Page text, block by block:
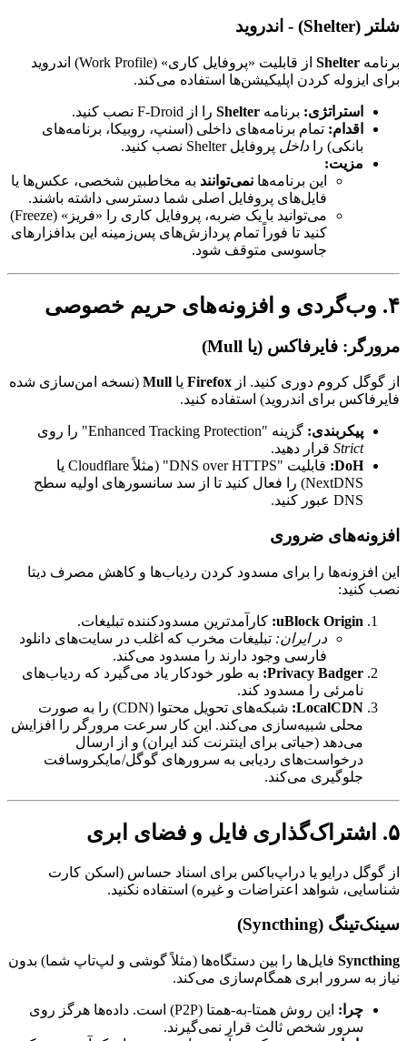
شلتر (Shelter) - اندروید
برنامه Shelter
از قابلیت «پروفایل کاری» (Work Profile) اندروید
برای ایزوله کردن اپلیکیشن‌ها استفاده می‌کند.
استراتژی: برنامه Shelter را از F-Droid نصب کنید.
اقدام: تمام برنامه‌های داخلی (اسنپ، روبیکا، برنامه‌های
بانکی) را داخل پروفایل Shelter نصب کنید.
مزیت:
این برنامه‌ها نمی‌توانند به مخاطبین شخصی، عکس‌ها یا
فایل‌های پروفایل اصلی شما دسترسی داشته باشند.
می‌توانید با یک ضربه، پروفایل کاری را «فریز» (Freeze)
کنید تا فوراً تمام پردازش‌های پس‌زمینه این بدافزارهای
جاسوسی متوقف شود.
۴. وب‌گردی و افزونه‌های حریم خصوصی
مرورگر: فایرفاکس (یا Mull)
از گوگل کروم دوری کنید. از Firefox یا Mull (نسخه امن‌سازی شده
فایرفاکس برای اندروید) استفاده کنید.
پیکربندی: گزینه "Enhanced Tracking Protection" را روی
Strict قرار دهید.
DoH:
قابلیت "DNS over HTTPS" (مثلاً Cloudflare یا
NextDNS) را فعال کنید تا از سد سانسورهای اولیه سطح
DNS عبور کنید.
افزونه‌های ضروری
این افزونه‌ها را برای مسدود کردن ردیاب‌ها و کاهش مصرف دیتا
نصب کنید:
uBlock Origin: کارآمدترین مسدودکننده تبلیغات.
در ایران: تبلیغات مخرب که اغلب در سایت‌های دانلود
فارسی وجود دارند را مسدود می‌کند.
Privacy Badger: به طور خودکار یاد می‌گیرد که ردیاب‌های
نامرئی را مسدود کند.
LocalCDN:
شبکه‌های تحویل محتوا (CDN) را به صورت
محلی شبیه‌سازی می‌کند. این کار سرعت مرورگر را افزایش
می‌دهد (حیاتی برای اینترنت کند ایران) و از ارسال
درخواست‌های ردیابی به سرورهای گوگل/مایکروسافت
جلوگیری می‌کند.
۵. اشتراک‌گذاری فایل و فضای ابری
از گوگل درایو یا دراپ‌باکس برای اسناد حساس (اسکن کارت
شناسایی، شواهد اعتراضات و غیره) استفاده نکنید.
سینک‌تینگ (Syncthing)
Syncthing فایل‌ها را بین دستگاه‌ها (مثلاً گوشی و لپ‌تاپ شما) بدون
نیاز به سرور ابری همگام‌سازی می‌کند.
چرا:
این روش همتا-به-همتا (P2P) است. داده‌ها هرگز روی
سرور شخص ثالث قرار نمی‌گیرند.